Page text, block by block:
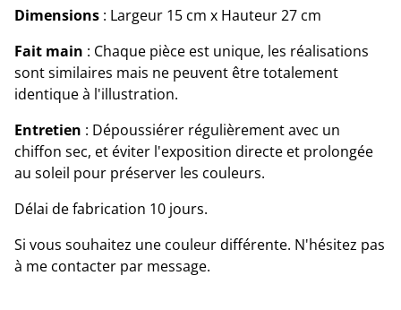
Dimensions : Largeur 15 cm x Hauteur 27 cm
Fait main : Chaque pièce est unique, les réalisations
sont similaires mais ne peuvent être totalement
identique à l'illustration.
Entretien : Dépoussiérer régulièrement avec un
chiffon sec, et éviter l'exposition directe et prolongée
au soleil pour préserver les couleurs.
Délai de fabrication 10 jours.
Si vous souhaitez une couleur différente. N'hésitez pas
à me contacter par message.